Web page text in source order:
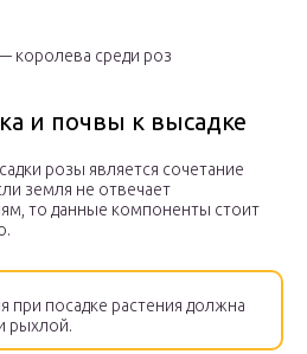
королева среди роз
и почвы к высадке
розы является сочетание
земля не отвечает
то данные компоненты стоит
при посадке растения должна
рыхлой.